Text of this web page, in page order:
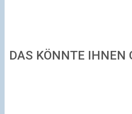
DAS KÖNNTE IHNEN